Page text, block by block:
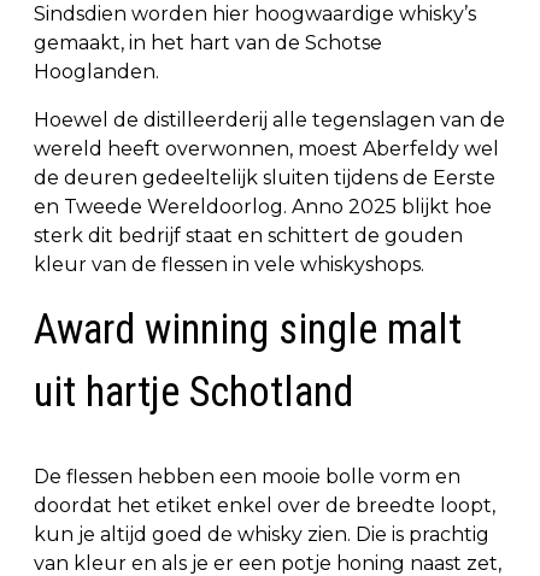
Sindsdien worden hier hoogwaardige whisky’s
gemaakt, in het hart van de Schotse
Hooglanden.
Hoewel de distilleerderij alle tegenslagen van de
wereld heeft overwonnen, moest Aberfeldy wel
de deuren gedeeltelijk sluiten tijdens de Eerste
en Tweede Wereldoorlog. Anno 2025 blijkt hoe
sterk dit bedrijf staat en schittert de gouden
kleur van de flessen in vele whiskyshops.
Award winning single malt
uit hartje Schotland
De flessen hebben een mooie bolle vorm en
doordat het etiket enkel over de breedte loopt,
kun je altijd goed de whisky zien. Die is prachtig
van kleur en als je er een potje honing naast zet,